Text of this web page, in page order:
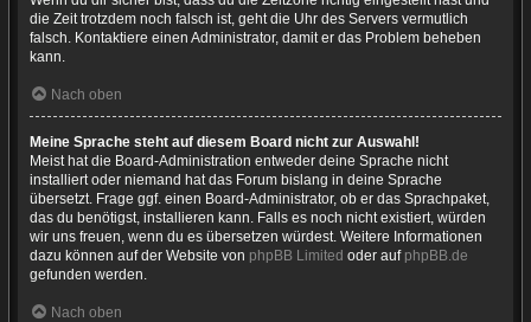
die Zeit trotzdem noch falsch ist, geht die Uhr des Servers vermutlich
falsch. Kontaktiere einen Administrator, damit er das Problem beheben
kann.
Nach oben
Meine Sprache steht auf diesem Board nicht zur Auswahl!
Meist hat die Board-Administration entweder deine Sprache nicht
installiert oder niemand hat das Forum bislang in deine Sprache
übersetzt. Frage ggf. einen Board-Administrator, ob er das Sprachpaket,
das du benötigst, installieren kann. Falls es noch nicht existiert, würden
wir uns freuen, wenn du es übersetzen würdest. Weitere Informationen
dazu können auf der Website von phpBB Limited oder auf phpBB.de
gefunden werden.
Nach oben